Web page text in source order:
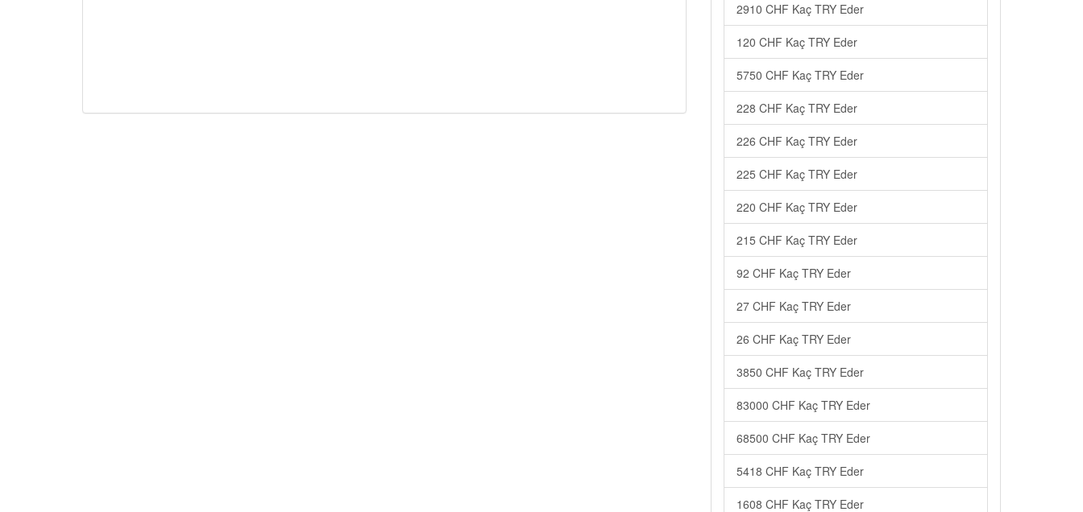
2910 CHF Kaç TRY Eder
120 CHF Kaç TRY Eder
5750 CHF Kaç TRY Eder
228 CHF Kaç TRY Eder
226 CHF Kaç TRY Eder
225 CHF Kaç TRY Eder
220 CHF Kaç TRY Eder
215 CHF Kaç TRY Eder
92 CHF Kaç TRY Eder
27 CHF Kaç TRY Eder
26 CHF Kaç TRY Eder
3850 CHF Kaç TRY Eder
83000 CHF Kaç TRY Eder
68500 CHF Kaç TRY Eder
5418 CHF Kaç TRY Eder
1608 CHF Kaç TRY Eder